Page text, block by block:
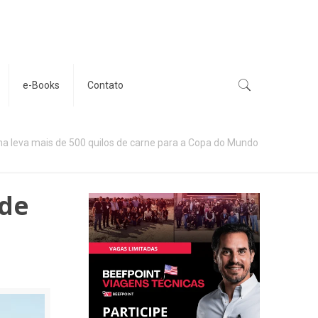
e-Books Contato
leva mais de 500 quilos de carne para a Copa do Mundo